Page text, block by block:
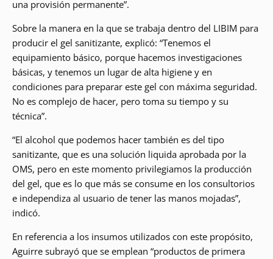
una provisión permanente”.
Sobre la manera en la que se trabaja dentro del LIBIM para
producir el gel sanitizante, explicó: “Tenemos el
equipamiento básico, porque hacemos investigaciones
básicas, y tenemos un lugar de alta higiene y en
condiciones para preparar este gel con máxima seguridad.
No es complejo de hacer, pero toma su tiempo y su
técnica”.
“El alcohol que podemos hacer también es del tipo
sanitizante, que es una solución liquida aprobada por la
OMS, pero en este momento privilegiamos la producción
del gel, que es lo que más se consume en los consultorios
e independiza al usuario de tener las manos mojadas”,
indicó.
En referencia a los insumos utilizados con este propósito,
Aguirre subrayó que se emplean “productos de primera